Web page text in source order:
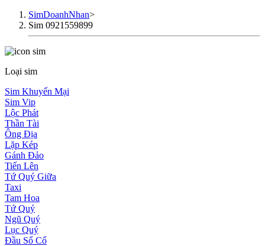
SimDoanhNhan>
Sim 0921559899
Loại sim
Sim Khuyến Mại
Sim Vip
Lộc Phát
Thần Tài
Ông Địa
Lặp Kép
Gánh Đảo
Tiến Lên
Tứ Quý Giữa
Taxi
Tam Hoa
Tứ Quý
Ngũ Quý
Lục Quý
Đầu Số Cổ